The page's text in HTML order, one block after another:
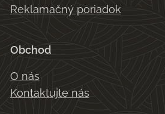
Reklamačný poriadok
Obchod
O nás
Kontaktujte nás